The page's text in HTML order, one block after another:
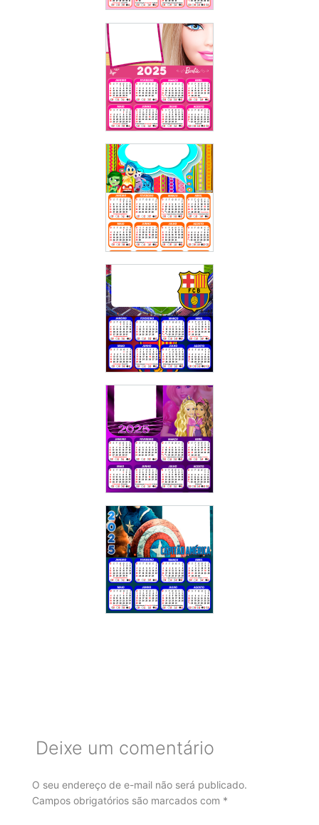
Deixe um comentário
O seu endereço de e-mail não será publicado.
Campos obrigatórios são marcados com *